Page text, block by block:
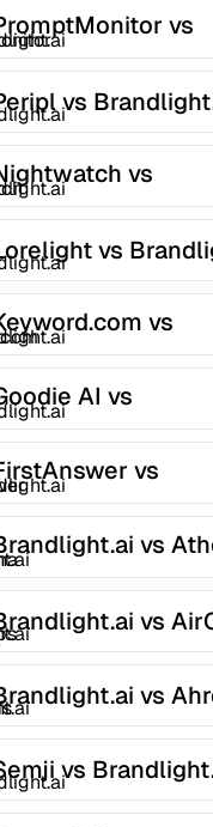
vs
vs
vs
vs
vs
AI vs
vs
vs
vs
vs
vs